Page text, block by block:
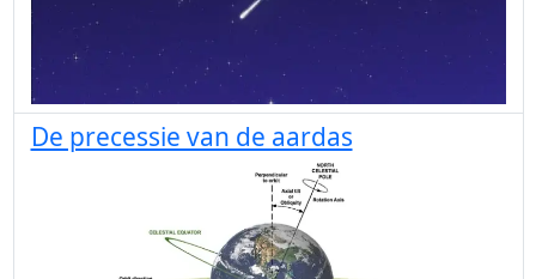
De precessie van de aardas